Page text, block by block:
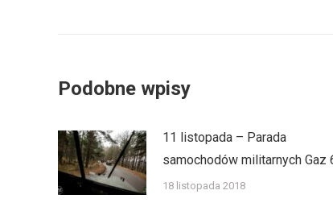
Podobne wpisy
11 listopada – Parada
samochodów militarnych Gaz
18 listopada 2018